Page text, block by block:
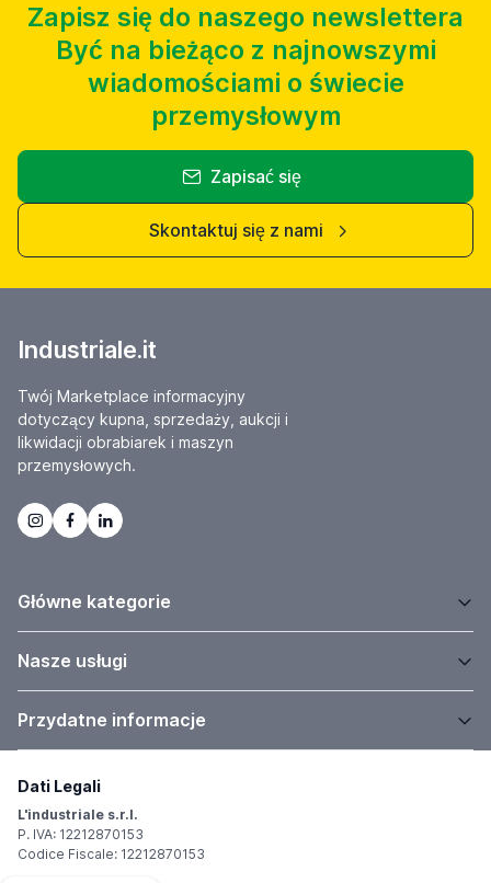
Zapisz się do naszego newslettera
Być na bieżąco z najnowszymi
wiadomościami o świecie
przemysłowym
Zapisać się
Skontaktuj się z nami
Industriale.it
Twój Marketplace informacyjny
dotyczący kupna, sprzedaży, aukcji i
likwidacji obrabiarek i maszyn
przemysłowych.
Główne kategorie
Nasze usługi
Przydatne informacje
Dati Legali
L'industriale s.r.l.
P. IVA: 12212870153
Codice Fiscale: 12212870153